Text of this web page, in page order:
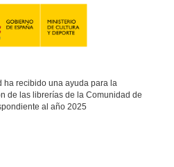
ha recibido una ayuda para la
de las librerías de la Comunidad de
al año 2025